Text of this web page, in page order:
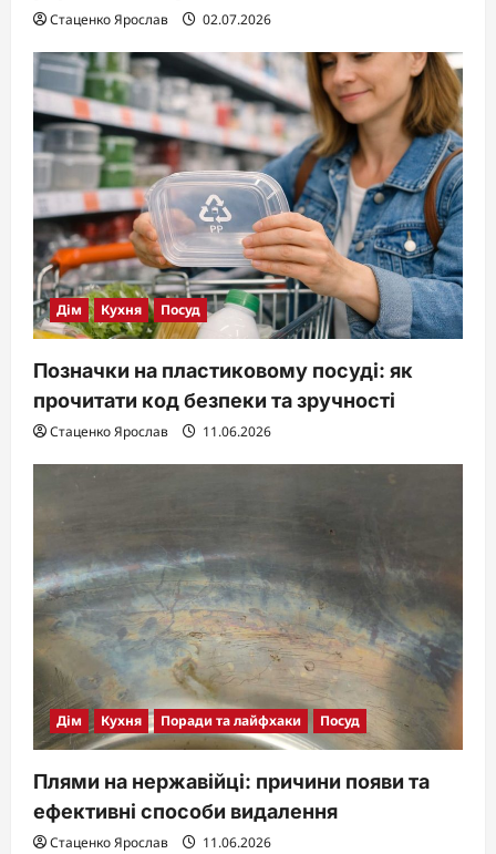
Стаценко Ярослав 02.07.2026
Дім Кухня Посуд
Позначки на пластиковому посуді: як
прочитати код безпеки та зручності
Стаценко Ярослав 11.06.2026
Дім Кухня Поради та лайфхаки Посуд
Плями на нержавійці: причини появи та
ефективні способи видалення
Стаценко Ярослав 11.06.2026